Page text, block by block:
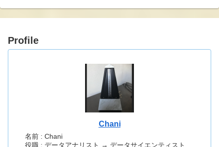
Profile
Chani
名前 : Chani
役職 : データアナリスト → データサイエンティスト